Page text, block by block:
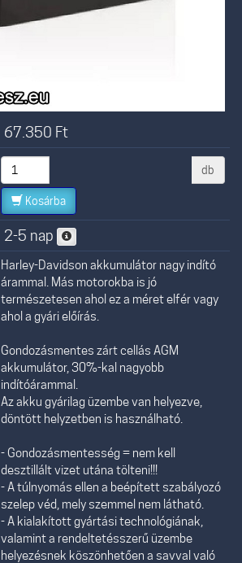
67.350 Ft
db
Kosárba
2-5 nap
Harley-Davidson akkumulátor nagy indító
árammal. Más motorokba is jó
természetesen ahol ez a méret elfér vagy
ahol a gyári előírás.
Gondozásmentes zárt cellás AGM
akkumulátor, 30%-kal nagyobb
indítóárammal.
Az akku gyárilag üzembe van helyezve,
döntött helyzetben is használható.
- Gondozásmentesség = nem kell
desztillált vizet utána tölteni!!!
- A túlnyomás ellen a beépített szabályozó
szelep véd, mely szemmel nem látható.
- A kialakított gyártási technológiának,
valamint a rendeltetésszerű üzembe
helyezésnek köszönhetően a savval való